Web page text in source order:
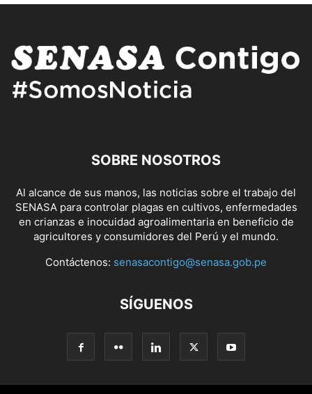
SOBRE NOSOTROS
Al alcance de sus manos, las noticias sobre el trabajo del
SENASA para controlar plagas en cultivos, enfermedades
en crianzas e inocuidad agroalimentaria en beneficio de
agricultores y consumidores del Perú y el mundo.
Contáctenos: senasacontigo@senasa.gob.pe
SÍGUENOS